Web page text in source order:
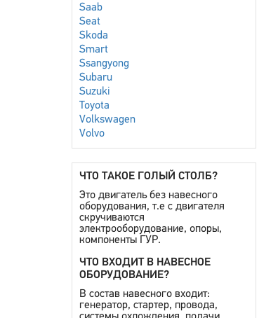
Saab
Seat
Skoda
Smart
Ssangyong
Subaru
Suzuki
Toyota
Volkswagen
Volvo
ЧТО ТАКОЕ ГОЛЫЙ СТОЛБ?
Это двигатель без навесного
оборудования, т.е с двигателя
скручиваются
электрооборудование, опоры,
компоненты ГУР.
ЧТО ВХОДИТ В НАВЕСНОЕ
ОБОРУДОВАНИЕ?
В состав навесного входит:
генератор, стартер, провода,